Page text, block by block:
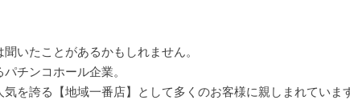
いたことがあるかもしれません。
チンコホール企業。
を誇る【地域一番店】として多くのお客様に親しまれていま